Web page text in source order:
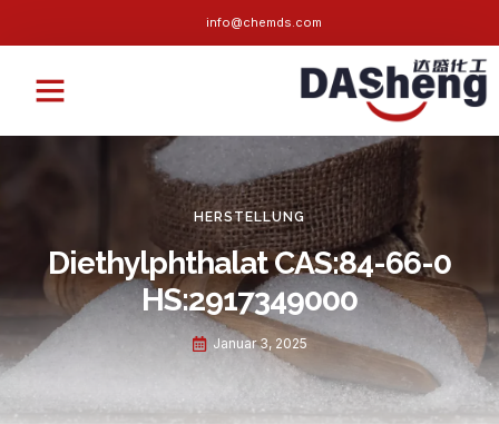
info@chemds.com
HERSTELLUNG
Diethylphthalat CAS:84-66-0
HS:2917349000
Januar 3, 2025